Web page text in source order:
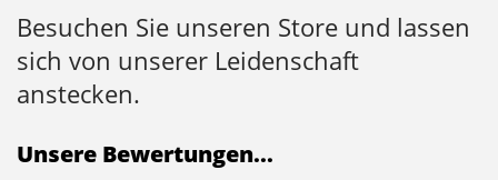
Besuchen Sie unseren Store und lassen
sich von unserer Leidenschaft
anstecken.
Unsere Bewertungen...